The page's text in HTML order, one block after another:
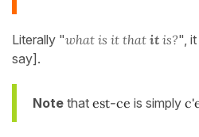
Literally "what is it that it is?",
say].
Note that est-ce is simply